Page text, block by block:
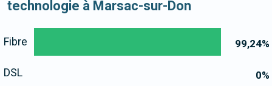
technologie à Marsac-sur-Don
99,24%
0%
Fibre
DSL